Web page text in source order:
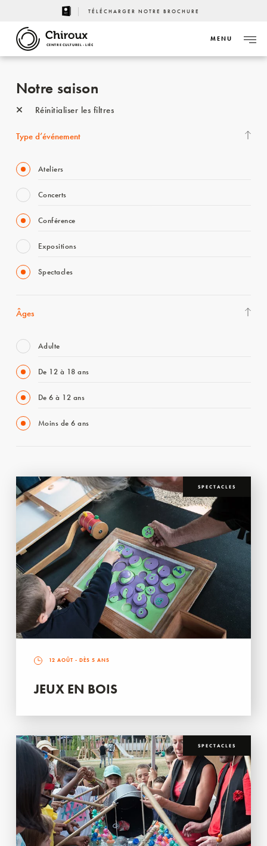
TÉLÉCHARGER NOTRE BROCHURE
CENTRE CULTUREL - LIÈGE
MENU
Notre saison
Réinitialiser les filtres
Type d’événement
Ateliers
Concerts
Conférence
Expositions
Spectacles
Âges
Adulte
De 12 à 18 ans
De 6 à 12 ans
Moins de 6 ans
SPECTACLES
12 AOÛT - DÈS 5 ANS
JEUX EN BOIS
SPECTACLES